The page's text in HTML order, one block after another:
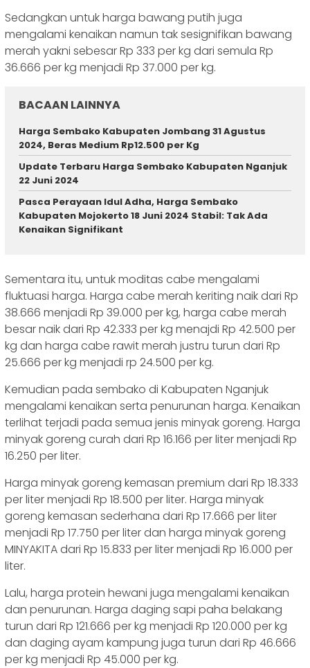
Sedangkan untuk harga bawang putih juga
mengalami kenaikan namun tak sesignifikan bawang
merah yakni sebesar Rp 333 per kg dari semula Rp
36.666 per kg menjadi Rp 37.000 per kg.
BACAAN LAINNYA
Harga Sembako Kabupaten Jombang 31 Agustus
2024, Beras Medium Rp12.500 per Kg
Update Terbaru Harga Sembako Kabupaten Nganjuk
22 Juni 2024
Pasca Perayaan Idul Adha, Harga Sembako
Kabupaten Mojokerto 18 Juni 2024 Stabil: Tak Ada
Kenaikan Signifikant
Sementara itu, untuk moditas cabe mengalami
fluktuasi harga. Harga cabe merah keriting naik dari Rp
38.666 menjadi Rp 39.000 per kg, harga cabe merah
besar naik dari Rp 42.333 per kg menajdi Rp 42.500 per
kg dan harga cabe rawit merah justru turun dari Rp
25.666 per kg menjadi rp 24.500 per kg.
Kemudian pada sembako di Kabupaten Nganjuk
mengalami kenaikan serta penurunan harga. Kenaikan
terlihat terjadi pada semua jenis minyak goreng. Harga
minyak goreng curah dari Rp 16.166 per liter menjadi Rp
16.250 per liter.
Harga minyak goreng kemasan premium dari Rp 18.333
per liter menjadi Rp 18.500 per liter. Harga minyak
goreng kemasan sederhana dari Rp 17.666 per liter
menjadi Rp 17.750 per liter dan harga minyak goreng
MINYAKITA dari Rp 15.833 per liter menjadi Rp 16.000 per
liter.
Lalu, harga protein hewani juga mengalami kenaikan
dan penurunan. Harga daging sapi paha belakang
turun dari Rp 121.666 per kg menjadi Rp 120.000 per kg
dan daging ayam kampung juga turun dari Rp 46.666
per kg menjadi Rp 45.000 per kg.